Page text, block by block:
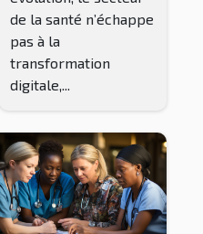
de la santé n’échappe
pas à la
transformation
digitale,...